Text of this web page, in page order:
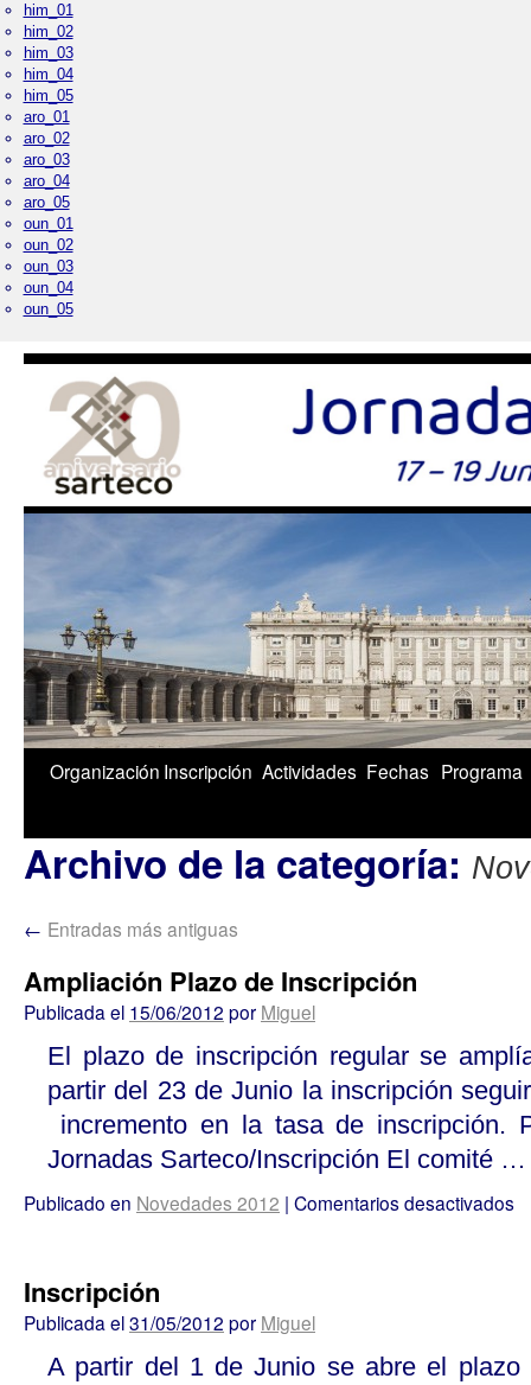
him_01
him_02
him_03
him_04
him_05
aro_01
aro_02
aro_03
aro_04
aro_05
oun_01
oun_02
oun_03
oun_04
oun_05
1/5
Palacio Real
Organización Inscripción Actividades Fechas Programa
Archivo de la categoría:
← Entradas más antiguas
Ampliación Plazo de Inscripción
Publicada el 15/06/2012 por Miguel
El plazo de inscripción regular se
partir del 23 de Junio la inscripción
incremento en la tasa de inscripción.
Jornadas Sarteco/Inscripción El comité
Publicado en Novedades 2012 | Comentarios desactivados
Inscripción
Publicada el31/05/2012 por Miguel
A partir del 1 de Junio se abre el plazo